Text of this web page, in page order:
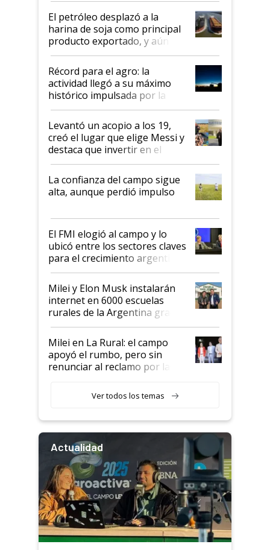
El petróleo desplazó a la
harina de soja como principal
producto exportado, y aún así
el agro aportó casi seis de cada
diez dólares y sostuvo el
liderazgo en un semestre
récord
Récord para el agro: la
actividad llegó a su máximo
histórico impulsada por la
cosecha y las exportaciones
Levantó un acopio a los 19,
creó el lugar que elige Messi y
destaca que invertir en el
kirchnerismo era como "darle
plata a un hijo para droga":
Juan Félix Rossetti, el libertario
que de una dura crisis salió
de Milei
La confianza del campo sigue
alta, aunque perdió impulso
El FMI elogió al campo y lo
ubicó entre los sectores claves
para el crecimiento argentino
Milei y Elon Musk instalarán
internet en 6000 escuelas
rurales de la Argentina gracias
a un acuerdo con Starlink
Milei en La Rural: el campo
apoyó el rumbo, pero sin
renunciar al reclamo por las
Ver todos los temas
Actualidad